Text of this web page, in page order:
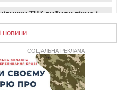
ТЦК вибили вікно і
(ВІДЕО)
прокремлівську
до захоплення України
новини
СОЦІАЛЬНА РЕКЛАМА